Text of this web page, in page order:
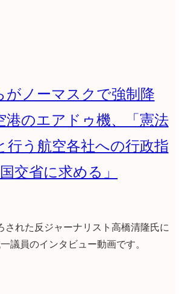
がノーマスクで強制降
のエアドゥ機、「憲法
行う航空各社への行政指
交省に求める」
された反ジャーナリスト高橋清隆氏に
議員のインタビュー動画です。